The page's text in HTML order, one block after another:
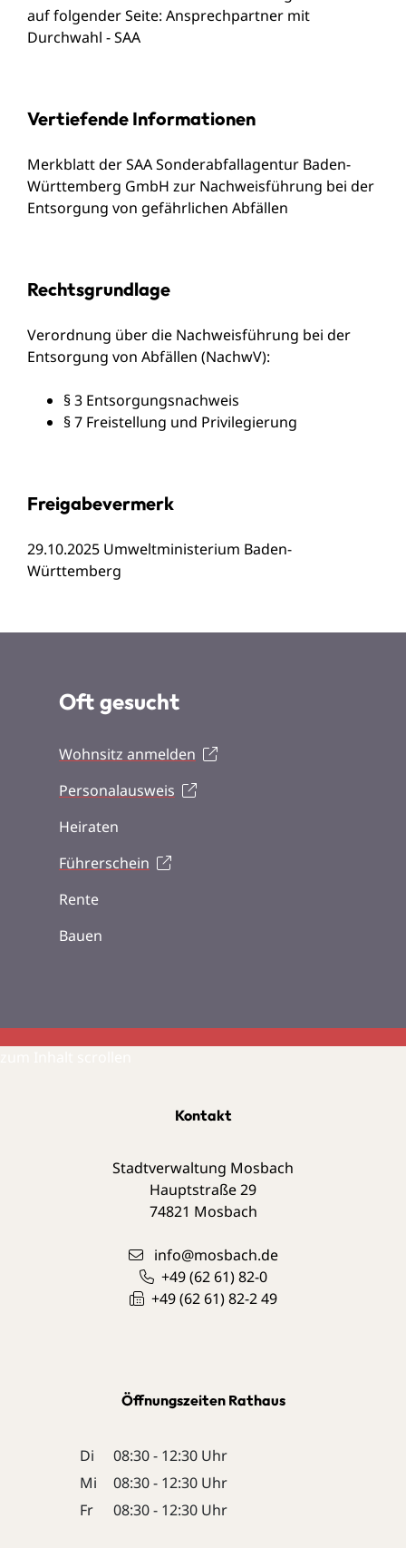
auf folgender Seite: Ansprechpartner mit
Durchwahl - SAA
Vertiefende Informationen
Merkblatt der SAA Sonderabfallagentur Baden-
Württemberg GmbH zur Nachweisführung bei der
Entsorgung von gefährlichen Abfällen
Rechtsgrundlage
Verordnung über die Nachweisführung bei der
Entsorgung von Abfällen (NachwV):
§ 3 Entsorgungsnachweis
§ 7 Freistellung und Privilegierung
Freigabevermerk
29.10.2025 Umweltministerium Baden-
Württemberg
Oft gesucht
Wohnsitz anmelden
Personalausweis
Heiraten
Führerschein
Rente
Bauen
Kontakt
Stadtverwaltung Mosbach
Hauptstraße 29
74821 Mosbach
info@mosbach.de
+49 (62 61) 82-0
+49 (62 61) 82-2 49
Öffnungszeiten Rathaus
Di
08:30 - 12:30 Uhr
Mi
08:30 - 12:30 Uhr
Fr
08:30 - 12:30 Uhr